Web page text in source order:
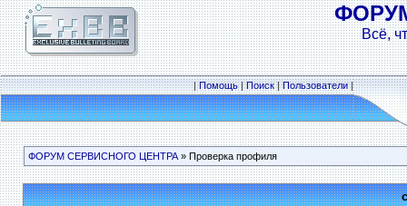
Всё,
|Помощь|Поиск|Пользователи|
ФОРУМ СЕРВИСНОГО ЦЕНТРА» Проверка профиля